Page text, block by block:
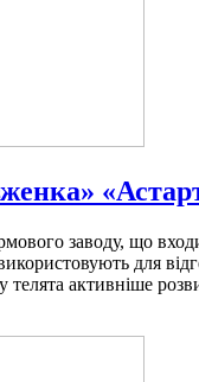
заводу, що
для
активніше